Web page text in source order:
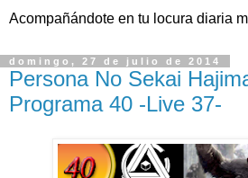
Acompañándote en tu locura diaria
domingo, 27 de julio de 2014
Persona No Sekai
Programa 40 -Live 37-